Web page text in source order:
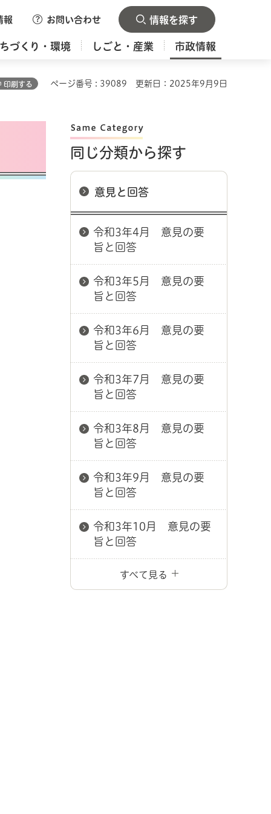
報 お問い合わせ 情報を探す
づくり・環境 しごと・産業 市政情報
印刷する ページ番号 : 39089 更新日：2025年9月9日
同じ分類から探す
意見と回答
令和3年4月 意見の要
旨と回答
令和3年5月 意見の要
旨と回答
令和3年6月 意見の要
旨と回答
令和3年7月 意見の要
旨と回答
令和3年8月 意見の要
旨と回答
令和3年9月 意見の要
旨と回答
令和3年10月 意見の要
旨と回答
すべて見る